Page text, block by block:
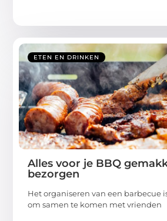
ETEN EN DRINKEN
Alles voor je BBQ
bezorgen
Het organiseren van een barbecue
om samen te komen met vrienden